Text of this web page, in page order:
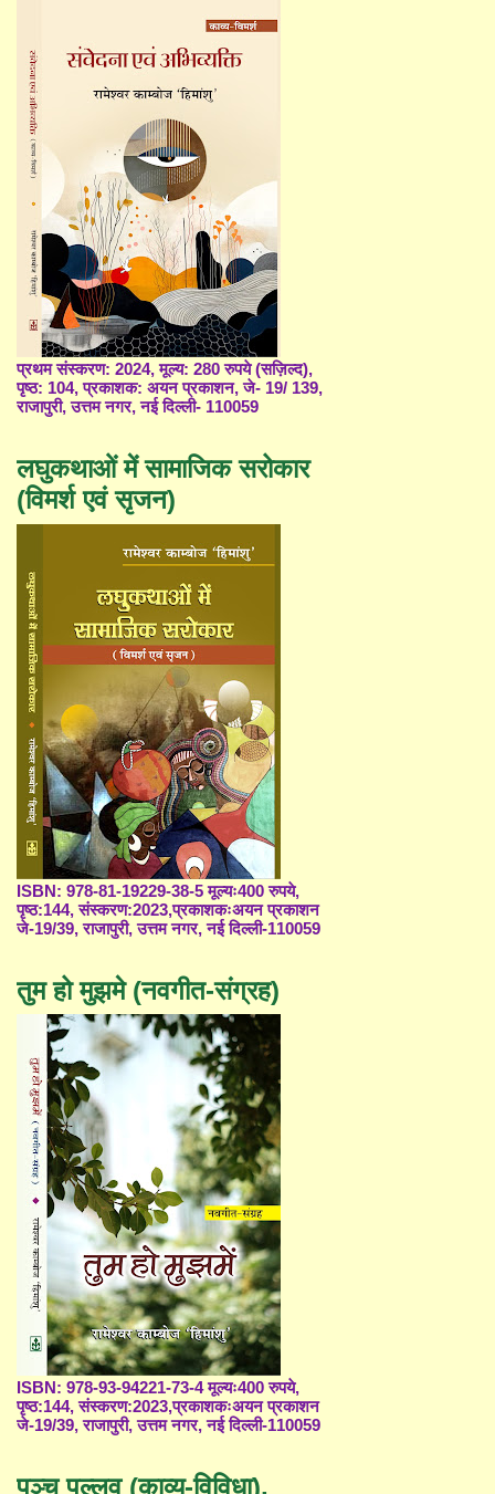
प्रथम संस्करण: 2024, मूल्य: 280 रुपये (सज़िल्द),
पृष्ठ: 104, प्रकाशक: अयन प्रकाशन, जे- 19/ 139,
राजापुरी, उत्तम नगर, नई दिल्ली- 110059
लघुकथाओं में सामाजिक सरोकार
(विमर्श एवं सृजन)
ISBN: 978-81-19229-38-5 मूल्यः400 रुपये,
पृष्ठ:144, संस्करण:2023,प्रकाशकःअयन प्रकाशन
जे-19/39, राजापुरी, उत्तम नगर, नई दिल्ली-110059
तुम हो मुझमे (नवगीत-संग्रह)
ISBN: 978-93-94221-73-4 मूल्यः400 रुपये,
पृष्ठ:144, संस्करण:2023,प्रकाशकःअयन प्रकाशन
जे-19/39, राजापुरी, उत्तम नगर, नई दिल्ली-110059
पञ्च पल्लव (काव्य-विविधा),